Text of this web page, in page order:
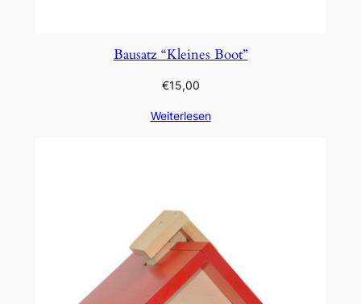
Bausatz “Kleines Boot”
€15,00
Weiterlesen